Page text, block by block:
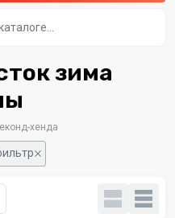
зима
хенда